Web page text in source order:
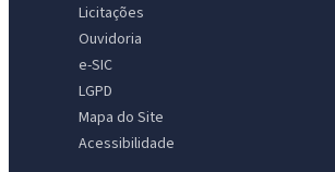
Licitações
Ouvidoria
e-SIC
LGPD
Mapa do Site
Acessibilidade